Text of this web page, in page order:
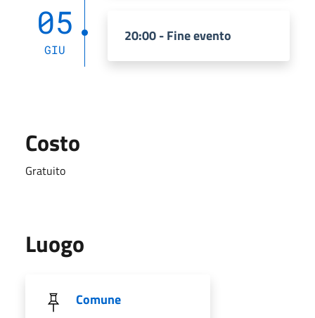
05
GIU
20:00 - Fine evento
Costo
Gratuito
Luogo
Comune